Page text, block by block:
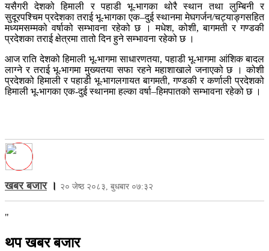
यसैगरी देशको हिमाली र पहाडी भू-भागका थोरै स्थान तथा लुम्बिनी र
सुदूरपश्चिम प्रदेशका तराई भू-भागका एक–दुई स्थानमा मेघगर्जन/चट्याङ्गसहित
मध्यमसम्मको वर्षाको सम्भावना रहेको छ । मधेश, कोशी, बागमती र गण्डकी
प्रदेशका तराई क्षेत्रमा तातो दिन हुने सम्भावना रहेको छ ।
आज राति देशको हिमाली भू-भागमा साधारणतया, पहाडी भू-भागमा आंशिक बादल
लाग्ने र तराई भू-भागमा मुख्यतया सफा रहने महाशाखाले जनाएको छ । कोशी
प्रदेशको हिमाली र पहाडी भू-भागलगायत बागमती, गण्डकी र कर्णाली प्रदेशको
हिमाली भू-भागका एक-दुई स्थानमा हल्का वर्षा–हिमपातको सम्भावना रहेको छ ।
खबर बजार। २० जेष्ठ २०८३, बुधबार ०७:३२
"
थप खबर बजार